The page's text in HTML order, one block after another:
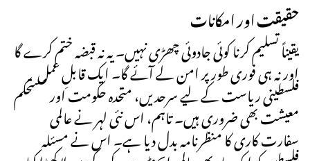
حقیقت اور امکانات
یقیناً تسلیم کرنا کوئی جادوئی چھڑی نہیں۔ یہ نہ قبضہ ختم کرے گا
اور نہ ہی فوری طور پر امن لے آئے گا۔ ایک قابلِ عمل
فلسطینی ریاست کے لیے سرحدیں، متحدہ حکومت اور مستحکم
معیشت بھی ضروری ہیں۔ تاہم، اس نئی لہر نے عالمی
سفارت کاری کا منظرنامہ بدل دیا ہے۔ اس نے مسئلہ